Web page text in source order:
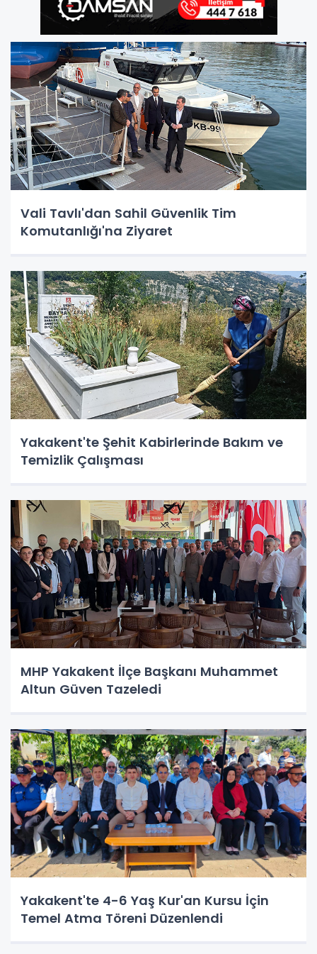
Vali Tavlı'dan Sahil Güvenlik Tim
Komutanlığı'na Ziyaret
Yakakent'te Şehit Kabirlerinde Bakım ve
Temizlik Çalışması
MHP Yakakent İlçe Başkanı Muhammet
Altun Güven Tazeledi
Yakakent'te 4-6 Yaş Kur'an Kursu İçin
Temel Atma Töreni Düzenlendi